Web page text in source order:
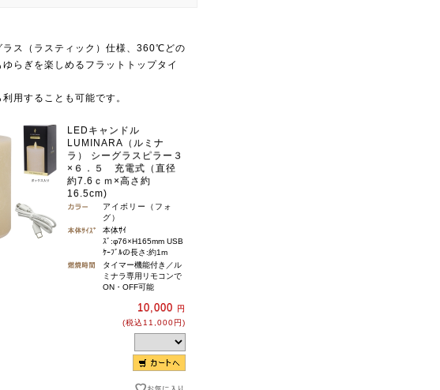
ラス（ラスティック）仕様、360℃どの
らぎを楽しめるフラットトップタイ
用することも可能です。
LEDキャンドル
LUMINARA（ルミナ
ラ） シーグラスピラー３
×６．５ 充電式（直径
約7.6ｃｍ×高さ約
16.5cm)
アイボリー（フォ
グ）
本体ｻｲ
ｽﾞ:φ76×H165mm USB
ｹｰﾌﾞﾙの長さ:約1m
タイマー機能付き／ル
ミナラ専用リモコンで
ON・OFF可能
10,000
円
(税込11,000円)